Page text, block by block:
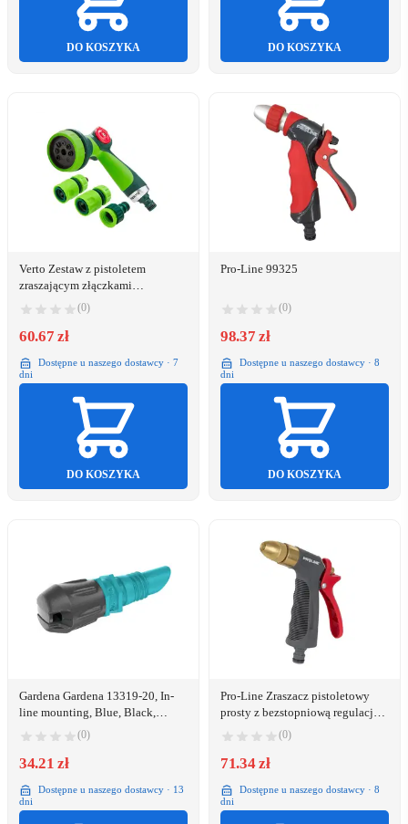
DO KOSZYKA DO KOSZYKA
Verto Zestaw z pistoletem
zraszającym złączkami
przyłączem do kranu 1/2"
(15G712)
(0)
60.67 zł
Dostępne u naszego dostawcy · 7
dni
DO KOSZYKA
Pro-Line 99325
(0)
98.37 zł
Dostępne u naszego dostawcy · 8
dni
DO KOSZYKA
Gardena Gardena 13319-20, In-
line mounting, Blue, Black,
Plastic, 5 pc(s)
(0)
34.21 zł
Dostępne u naszego dostawcy · 13
dni
Pro-Line Zraszacz pistoletowy
prosty z bezstopniową regulacją
strumienia wody - 99375
(0)
71.34 zł
Dostępne u naszego dostawcy · 8
dni